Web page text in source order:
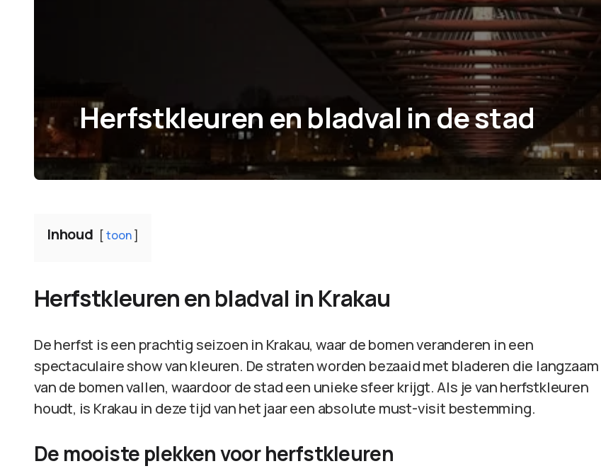
Herfstkleuren en bladval in de stad
Inhoud toon
Herfstkleuren en bladval in Krakau
De herfst is een prachtig seizoen in Krakau, waar de bomen veranderen in een
spectaculaire show van kleuren. De straten worden bezaaid met bladeren die langzaam
van de bomen vallen, waardoor de stad een unieke sfeer krijgt. Als je van herfstkleuren
houdt, is Krakau in deze tijd van het jaar een absolute must-visit bestemming.
De mooiste plekken voor herfstkleuren